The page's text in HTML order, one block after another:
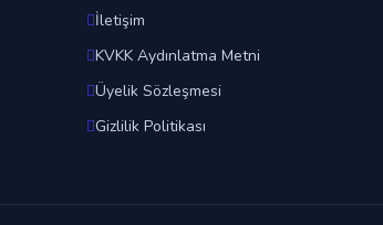
İletişim
KVKK Aydınlatma Metni
Üyelik Sözleşmesi
Gizlilik Politikası